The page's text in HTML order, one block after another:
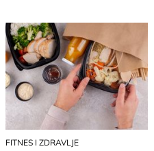
FITNES I ZDRAVLJE